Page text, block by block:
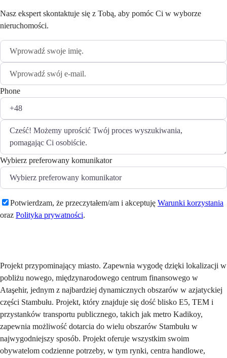
Nasz ekspert skontaktuje się z Tobą, aby pomóc Ci w wyborze
nieruchomości.
Phone
Wybierz preferowany komunikator
Potwierdzam, że przeczytałem/am i akceptuję Warunki korzystania
oraz Polityka prywatności.
Projekt przypominający miasto. Zapewnia wygodę dzięki lokalizacji w
pobliżu nowego, międzynarodowego centrum finansowego w
Ataşehir, jednym z najbardziej dynamicznych obszarów w azjatyckiej
części Stambułu. Projekt, który znajduje się dość blisko E5, TEM i
przystanków transportu publicznego, takich jak metro Kadikoy,
zapewnia możliwość dotarcia do wielu obszarów Stambułu w
najwygodniejszy sposób. Projekt oferuje wszystkim swoim
obywatelom codzienne potrzeby, w tym rynki, centra handlowe,